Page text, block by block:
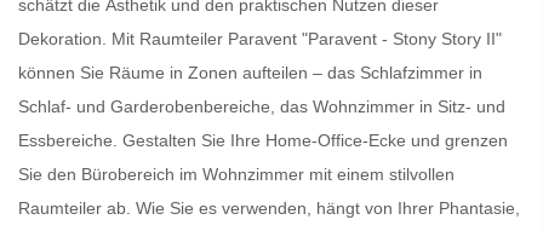
schätzt die Ästhetik und den praktischen Nutzen dieser
Dekoration. Mit Raumteiler Paravent "Paravent - Stony Story II"
können Sie Räume in Zonen aufteilen – das Schlafzimmer in
Schlaf- und Garderobenbereiche, das Wohnzimmer in Sitz- und
Essbereiche. Gestalten Sie Ihre Home-Office-Ecke und grenzen
Sie den Bürobereich im Wohnzimmer mit einem stilvollen
Raumteiler ab. Wie Sie es verwenden, hängt von Ihrer Phantasie,